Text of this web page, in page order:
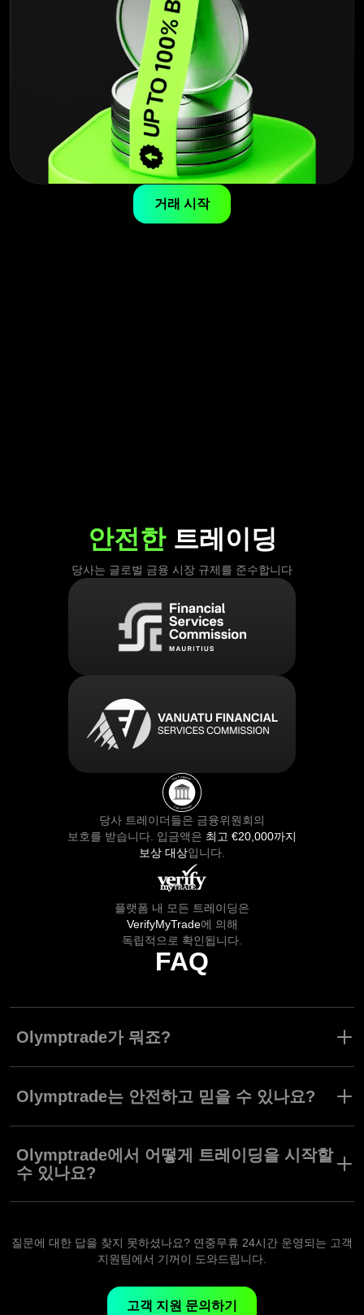
거래 시작
안전한트레이딩
당사는 글로벌 금융 시장 규제를 준수합니다
당사 트레이더들은 금융위원회의
보호를 받습니다. 입금액은 최고 €20,000까지
보상 대상입니다.
플랫폼 내 모든 트레이딩은
VerifyMyTrade에 의해
독립적으로 확인됩니다.
FAQ
Olymptrade가 뭐죠?
이딩 플랫폼 중 하나로, forex, 주식, 암호화폐, 원자재, 지수 등에 대
한 접근을 제공합니다. 전세계적으로 서비스를 제공하는 신뢰받는
온라인 브로커 Olymptrade는 안전하고 규제된 환경에서 강력한 트
료를 제공합니다. 언제 어디에서나 데스크톱 또는 모바일 기기을 사
용하여 투명한 조건 속에서 트레이딩하고 경쟁력 있는 수익을 즐길
Olymptrade는 안전하고 믿을 수 있나요?
로커로 안전과 투명성에 대한 뛰어난 명성을 자랑합니다. 당사는 고
급 암호화 기술, 안전한 결제 수단 그리고 국제 규제 준수를 통해 소
중한 고객 자산과 개인 정보를 보호합니다. Forex, 주식, 암호화폐
중 어느 것을 트레이딩해도 당사 플랫폼은 모든 트레이더에게 위험
Olymptrade에서 어떻게 트레이딩을 시작할
수 있나요?
트레이딩을 시작하세요. 최소 입금액은 단 $10이며, $1부터 트레이
딩을 시작할 수 있습니다. 모든 수준의 트레이더를 위한 믿을 수 있
도구, 고급 지표, 시그널과 교육 자료를 제공합니다.실력 향상과 재
정적 목표 달성에 필요한 모든 것을 한 자리에서 만나보세요.
질문에 대한 답을 찾지 못하셨나요? 연중무휴 24시간 운영되는 고객
지원팀에서 기꺼이 도와드립니다.
고객 지원 문의하기